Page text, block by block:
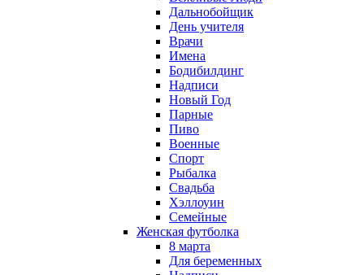
Дальнобойщик
День учителя
Врачи
Имена
Бодибилдинг
Надписи
Новый Год
Парные
Пиво
Военные
Спорт
Рыбалка
Свадьба
Хэллоуин
Семейные
Женская футболка
8 марта
Для беременных